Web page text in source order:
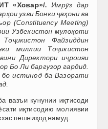
«Ховар»/.
Имрӯз дар
узви Бонки ҷаҳонӣ ва
(Constituency Meeting)
Узбекистон мулоқоти
Файзиддин
миллии Тоҷикистон
Директори иҷроияи
Бо Ли баргузор гардид.
истинод ба Вазорати
вазъи кунунии иқтисоди
иқтисодию молиявии
пешниҳод намуд.